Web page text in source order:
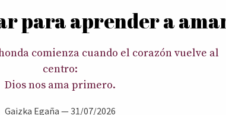
para aprender a
comienza cuando el corazón vuelve al
centro:
Dios nos ama primero.
Gaizka Egaña —31/07/2026